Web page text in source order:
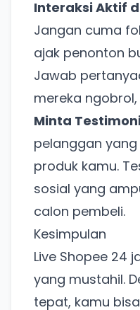
Interaksi Aktif
Jangan cuma
ajak penonton
Jawab
mereka
Minta
pelanggan
produk kamu.
sosial yang
calon pembeli.
Kesimpulan
Live Shopee 24
yang mustahil.
tepat, kamu